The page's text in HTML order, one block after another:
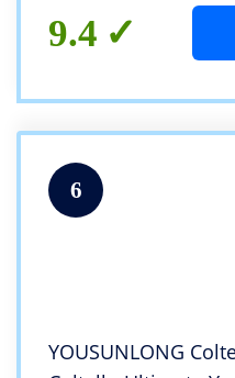
9.4
6
YOUSUNLONG